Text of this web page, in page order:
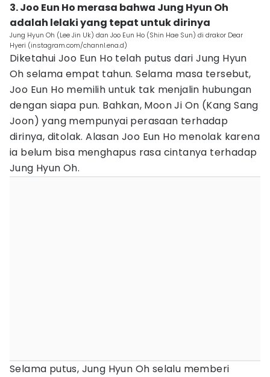
3. Joo Eun Ho merasa bahwa Jung Hyun Oh
adalah lelaki yang tepat untuk dirinya
Jung Hyun Oh (Lee Jin Uk) dan Joo Eun Ho (Shin Hae Sun) di drakor Dear
Hyeri (instagram.com/channl.ena.d)
Diketahui Joo Eun Ho telah putus dari Jung Hyun
Oh selama empat tahun. Selama masa tersebut,
Joo Eun Ho memilih untuk tak menjalin hubungan
dengan siapa pun. Bahkan, Moon Ji On (Kang Sang
Joon) yang mempunyai perasaan terhadap
dirinya, ditolak. Alasan Joo Eun Ho menolak karena
ia belum bisa menghapus rasa cintanya terhadap
Jung Hyun Oh.
Selama putus, Jung Hyun Oh selalu memberi